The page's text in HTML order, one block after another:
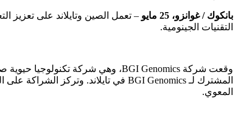
بانكوك / غوانزو، 25 مايو
– تعمل الصين وتايلاند على تعزيز
التقنيات الجينومية.
المشترك لـ BGI Genomics في تايلاند. وتركز الشراكة على البحث المشترك في الفحص المبكر لسرطان القولون والمستقيم باستخدام
المعوي.